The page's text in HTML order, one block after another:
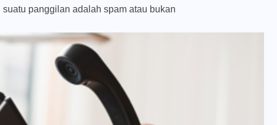
suatu panggilan adalah spam atau bukan